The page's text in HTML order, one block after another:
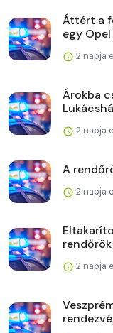
Áttért a
egy Opel
2 napja
Árokba
2 napja
A
2 napja
rendőrök
2 napja